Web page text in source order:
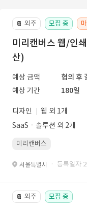
📔 외주 모집 중
미리캔버스 웹/인
산)
예상 금액
협의 후
예상 기간
180일
디자인
웹 외 1개
SaaSㆍ솔루션 외 2개
미리캔버스
서울특별시 · 등록일자
📔 외주 모집 중